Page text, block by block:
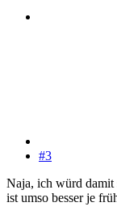
#3
Naja, ich würd damit
ist umso besser je